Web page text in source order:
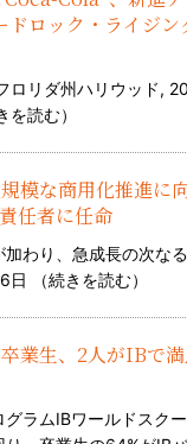
ドロック・ライジ
ロリダ州ハリウッド,
を読む）
模な商用化推進に
任者に任命
わり、急成長の次な
日 （続きを読む）
業生、2人がIBで
ラムIBワールドスク